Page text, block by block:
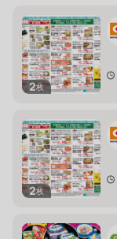
2枚
2枚